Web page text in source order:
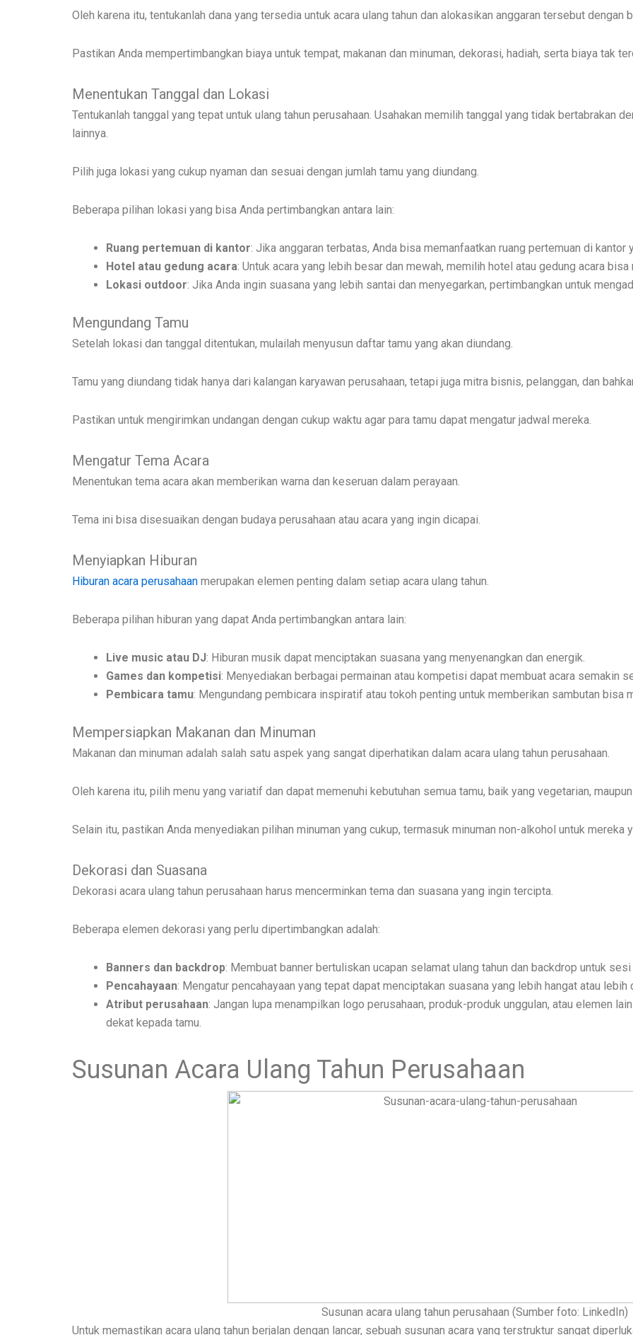
Oleh karena itu, tentukanlah dana yang tersedia untuk acara ulang tahun dan alokasikan anggaran tersebut dengan
Pastikan Anda mempertimbangkan biaya untuk tempat, makanan dan minuman, dekorasi, hadiah, serta biaya tak
Menentukan Tanggal dan Lokasi
Tentukanlah tanggal yang tepat untuk ulang tahun perusahaan. Usahakan memilih tanggal yang tidak bertabrakan
lainnya.
Pilih juga lokasi yang cukup nyaman dan sesuai dengan jumlah tamu yang diundang.
Beberapa pilihan lokasi yang bisa Anda pertimbangkan antara lain:
Ruang pertemuan di kantor: Jika anggaran terbatas, Anda bisa memanfaatkan ruang pertemuan di kantor
Hotel atau gedung acara: Untuk acara yang lebih besar dan mewah, memilih hotel atau gedung acara
Lokasi outdoor: Jika Anda ingin suasana yang lebih santai dan menyegarkan, pertimbangkan untuk
Mengundang Tamu
Setelah lokasi dan tanggal ditentukan, mulailah menyusun daftar tamu yang akan diundang.
Tamu yang diundang tidak hanya dari kalangan karyawan perusahaan, tetapi juga mitra bisnis, pelanggan, dan
Pastikan untuk mengirimkan undangan dengan cukup waktu agar para tamu dapat mengatur jadwal mereka.
Mengatur Tema Acara
Menentukan tema acara akan memberikan warna dan keseruan dalam perayaan.
Tema ini bisa disesuaikan dengan budaya perusahaan atau acara yang ingin dicapai.
Menyiapkan Hiburan
Hiburan acara perusahaan merupakan elemen penting dalam setiap acara ulang tahun.
Beberapa pilihan hiburan yang dapat Anda pertimbangkan antara lain:
Live music atau DJ: Hiburan musik dapat menciptakan suasana yang menyenangkan dan energik.
Games dan kompetisi: Menyediakan berbagai permainan atau kompetisi dapat membuat acara semakin
Pembicara tamu: Mengundang pembicara inspiratif atau tokoh penting untuk memberikan sambutan bisa
Mempersiapkan Makanan dan Minuman
Makanan dan minuman adalah salah satu aspek yang sangat diperhatikan dalam acara ulang tahun perusahaan.
Oleh karena itu, pilih menu yang variatif dan dapat memenuhi kebutuhan semua tamu, baik yang vegetarian,
Selain itu, pastikan Anda menyediakan pilihan minuman yang cukup, termasuk minuman non-alkohol untuk mereka
Dekorasi dan Suasana
Dekorasi acara ulang tahun perusahaan harus mencerminkan tema dan suasana yang ingin tercipta.
Beberapa elemen dekorasi yang perlu dipertimbangkan adalah:
Banners dan backdrop: Membuat banner bertuliskan ucapan selamat ulang tahun dan backdrop untuk
Pencahayaan: Mengatur pencahayaan yang tepat dapat menciptakan suasana yang lebih hangat atau
Atribut perusahaan: Jangan lupa menampilkan logo perusahaan, produk-produk unggulan, atau elemen
dekat kepada tamu.
Susunan Acara Ulang Tahun Perusahaan
Susunan acara ulang tahun perusahaan (Sumber foto: LinkedIn)
Untuk memastikan acara ulang tahun berjalan dengan lancar, sebuah susunan acara yang terstruktur sangat